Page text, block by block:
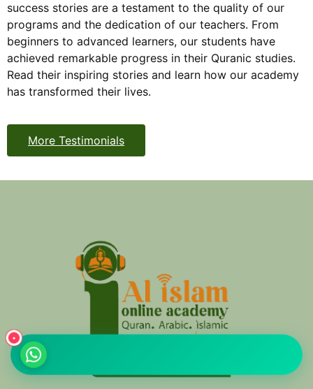
success stories are a testament to the quality of our
programs and the dedication of our teachers. From
beginners to advanced learners, our students have
achieved remarkable progress in their Quranic studies.
Read their inspiring stories and learn how our academy
has transformed their lives.
More Testimonials
•
واتساب